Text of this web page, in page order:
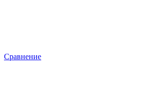
Сравнение